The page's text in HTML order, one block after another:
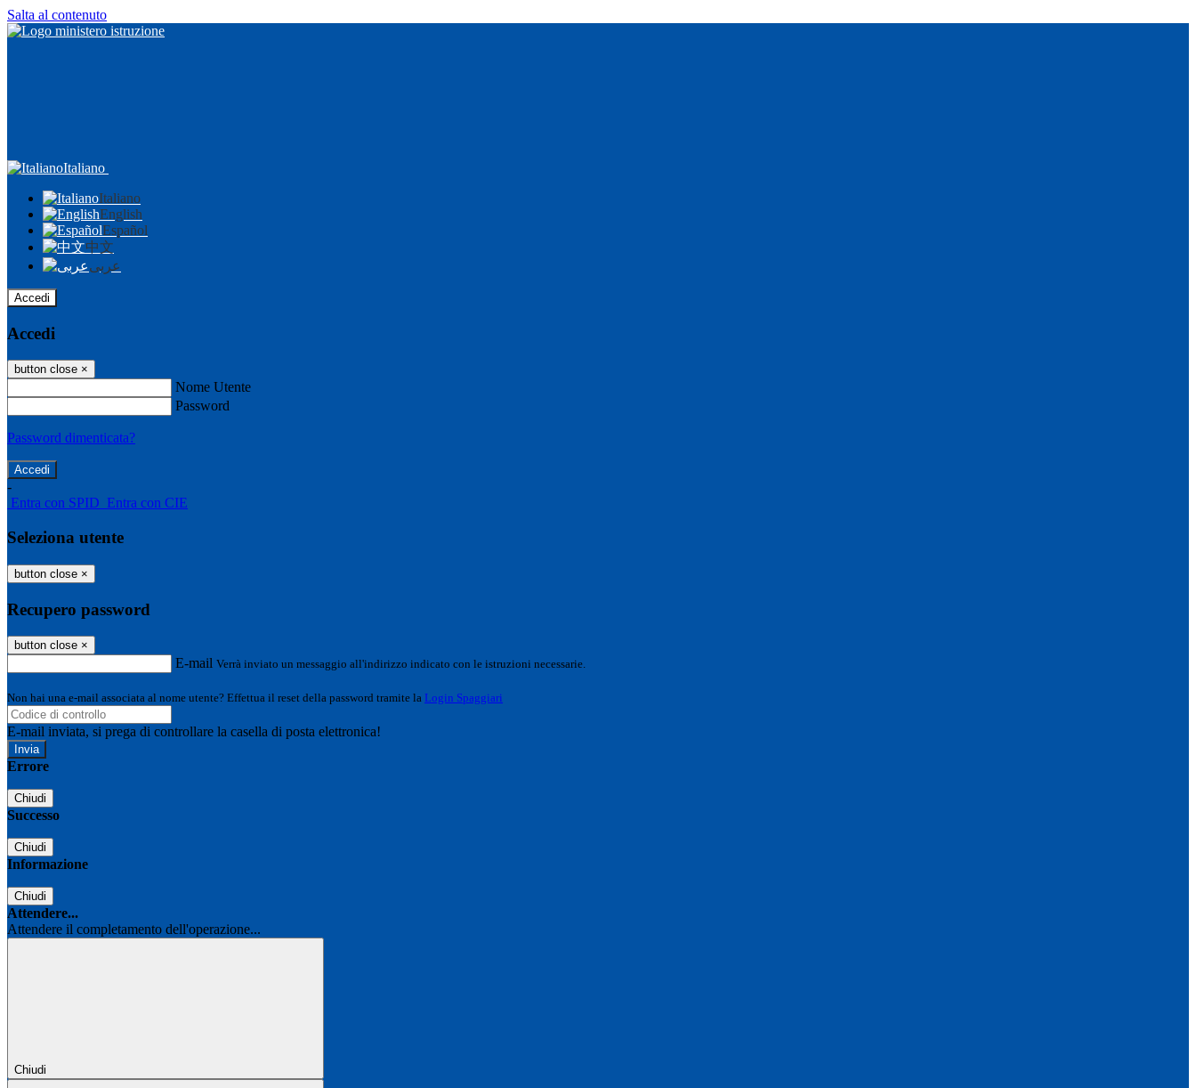
Salta al contenuto
Italiano
Italiano
English
Español
中文
عربى
Accedi
Accedi
button close ×
Nome Utente
Password
Password dimenticata?
-
Entra con SPID Entra con CIE
Seleziona utente
button close ×
Recupero password
button close ×
E-mail Verrà inviato un messaggio all'indirizzo indicato con le istruzioni necessarie.
Non hai una e-mail associata al nome utente? Effettua il reset della password tramite la Login Spaggiari
E-mail inviata, si prega di controllare la casella di posta elettronica!
Errore
Chiudi
Successo
Chiudi
Informazione
Chiudi
Attendere...
Attendere il completamento dell'operazione...
Chiudi